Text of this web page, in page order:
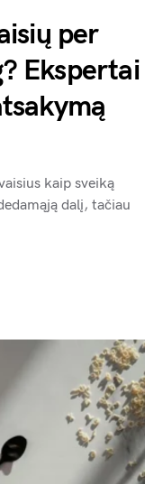
per
Ekspertai
kaip sveiką
dalį, tačiau